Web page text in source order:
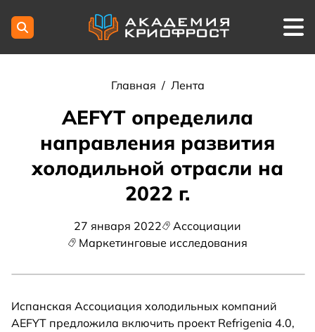
Главная / Лента
AEFYT определила
направления развития
холодильной отрасли на
2022 г.
27 января 2022
Ассоциации
Маркетинговые исследования
Испанская Ассоциация холодильных компаний
AEFYT предложила включить проект Refrigenia 4.0,